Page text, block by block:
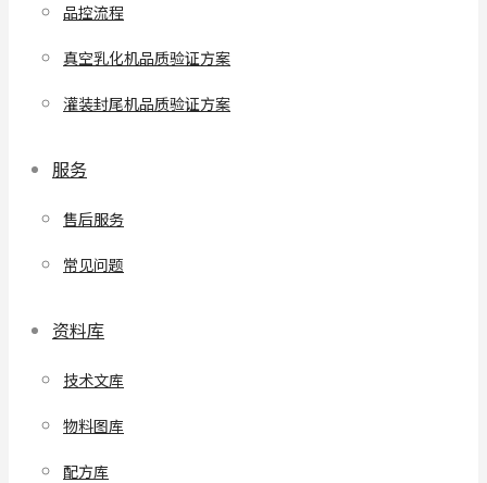
品控流程
真空乳化机品质验证方案
灌装封尾机品质验证方案
服务
售后服务
常见问题
资料库
技术文库
物料图库
配方库